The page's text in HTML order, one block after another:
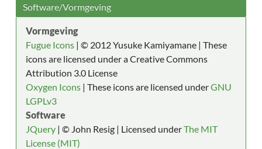
Software/Vormgeving
Vormgeving
Fugue Icons | © 2012 Yusuke Kamiyamane | These
icons are licensed under a Creative Commons
Attribution 3.0 License
Oxygen Icons | These icons are licensed underGNU
LGPLv3
Software
JQuery | © John Resig | Licensed underThe MIT
License (MIT)